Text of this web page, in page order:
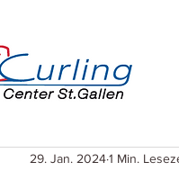
29. Jan. 20241 Min.